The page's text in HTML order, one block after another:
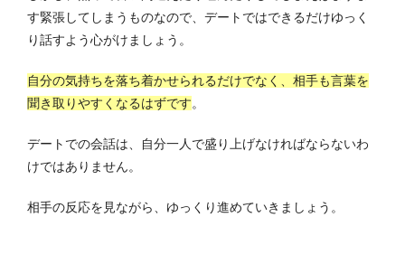
す緊張してしまうものなので、デートではできるだけゆっく
り話すよう心がけましょう。
自分の気持ちを落ち着かせられるだけでなく、相手も言葉を
聞き取りやすくなるはずです。
デートでの会話は、自分一人で盛り上げなければならないわ
けではありません。
相手の反応を見ながら、ゆっくり進めていきましょう。